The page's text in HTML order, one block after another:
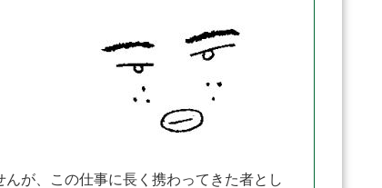
が、この仕事に長く携わってきた者とし